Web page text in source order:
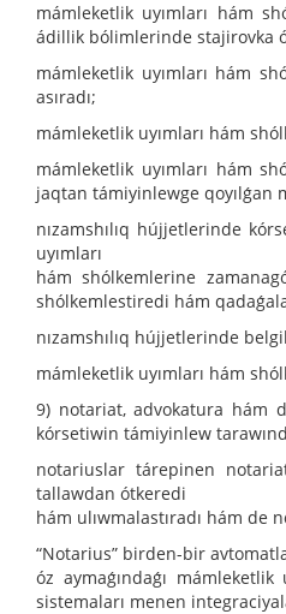
mámleketlik uyımları hám
ádillik bólimlerinde stajirovka
mámleketlik uyımları hám
asıradı;
mámleketlik uyımları hám
mámleketlik uyımları hám
jaqtan támiyinlewge qoyılǵan
nızamshılıq hújjetlerinde
uyımları
hám shólkemlerine
shólkemlestiredi hám
nızamshılıq hújjetlerinde
mámleketlik uyımları hám
9) notariat, advokatura hám
kórsetiwin támiyinlew
notariuslar tárepinen
tallawdan ótkeredi
hám ulıwmalastıradı hám de
“Notarius” birden-bir
óz aymaǵındaǵı
sistemaları menen